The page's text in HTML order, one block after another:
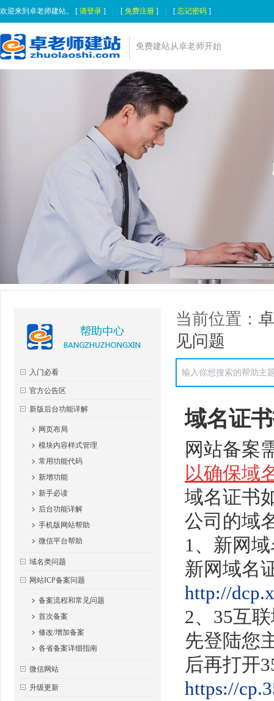
欢迎来到卓老师建站。 [ 请登录 ] [ 免费注册 ] [ 忘记密码 ]
免费建站从卓老师开始
入门必看
官方公告区
新版后台功能详解
网页布局
模块内容样式管理
常用功能代码
新增功能
新手必读
后台功能详解
手机版网站帮助
微信平台帮助
域名类问题
网站ICP备案问题
备案流程和常见问题
首次备案
修改/增加备案
各省备案详细指南
微信网站
升级更新
当前位置：
见问题
域名证
网站备案
以确保域
域名证书
公司的域
1、新网
新网域名
http://
2、35互
先登陆您
后再打开
https://